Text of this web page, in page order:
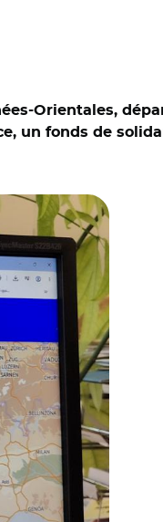
Orientales,
un fonds de